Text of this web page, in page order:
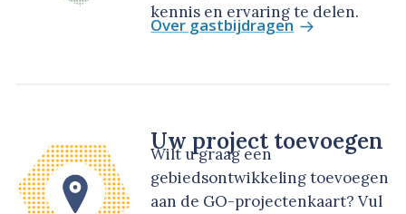
kennis en ervaring te delen.
Over gastbijdragen
Uw project toevoegen
Wilt u graag een
gebiedsontwikkeling toevoegen
aan de GO-projectenkaart? Vul